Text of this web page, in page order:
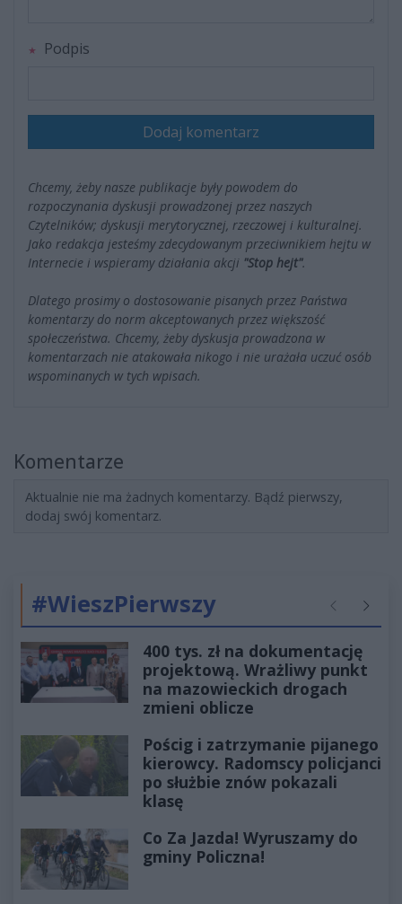
Podpis
Dodaj komentarz
Chcemy, żeby nasze publikacje były powodem do
rozpoczynania dyskusji prowadzonej przez naszych
Czytelników; dyskusji merytorycznej, rzeczowej i kulturalnej.
Jako redakcja jesteśmy zdecydowanym przeciwnikiem hejtu w
Internecie i wspieramy działania akcji "Stop hejt".
Dlatego prosimy o dostosowanie pisanych przez Państwa
komentarzy do norm akceptowanych przez większość
społeczeństwa. Chcemy, żeby dyskusja prowadzona w
komentarzach nie atakowała nikogo i nie urażała uczuć osób
wspominanych w tych wpisach.
Komentarze
Aktualnie nie ma żadnych komentarzy. Bądź pierwszy,
dodaj swój komentarz.
#WieszPierwszy Poprzednie
400 tys. zł na dokumentację
projektową. Wrażliwy punkt
na mazowieckich drogach
zmieni oblicze
Pościg i zatrzymanie pijanego
kierowcy. Radomscy policjanci
po służbie znów pokazali
klasę
Co Za Jazda! Wyruszamy do
gminy Policzna!